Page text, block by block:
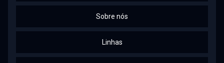
Sobre nós
Linhas